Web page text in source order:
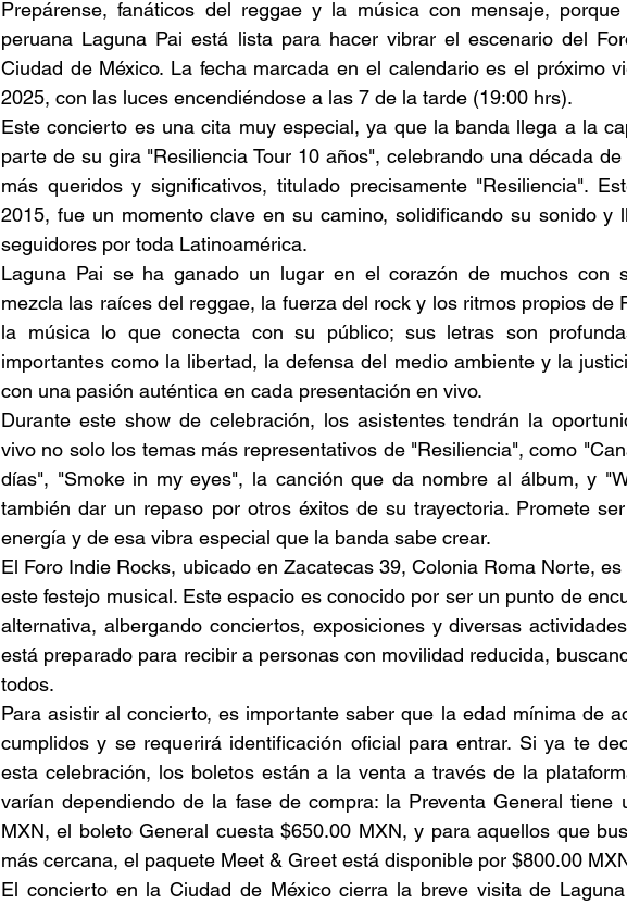
Prepárense, fanáticos del reggae y la música con mensaje,
peruana Laguna Pai está lista para hacer vibrar el escenario del
Ciudad de México. La fecha marcada en el calendario es el próximo
2025, con las luces encendiéndose a las 7 de la tarde (19:00 hrs).
Este concierto es una cita muy especial, ya que la banda llega a la
parte de su gira "Resiliencia Tour 10 años", celebrando una década
más queridos y significativos, titulado precisamente "Resiliencia".
2015, fue un momento clave en su camino, solidificando su sonido y
seguidores por toda Latinoamérica.
Laguna Pai se ha ganado un lugar en el corazón de muchos con
mezcla las raíces del reggae, la fuerza del rock y los ritmos propios de
la música lo que conecta con su público; sus letras son
importantes como la libertad, la defensa del medio ambiente y la
con una pasión auténtica en cada presentación en vivo.
Durante este show de celebración, los asistentes tendrán la
vivo no solo los temas más representativos de "Resiliencia", como
días", "Smoke in my eyes", la canción que da nombre al álbum, y
también dar un repaso por otros éxitos de su trayectoria. Promete
energía y de esa vibra especial que la banda sabe crear.
El Foro Indie Rocks, ubicado en Zacatecas 39, Colonia Roma Norte,
este festejo musical. Este espacio es conocido por ser un punto de
alternativa, albergando conciertos, exposiciones y diversas
está preparado para recibir a personas con movilidad reducida,
todos.
Para asistir al concierto, es importante saber que la edad mínima de
cumplidos y se requerirá identificación oficial para entrar. Si ya te
esta celebración, los boletos están a la venta a través de la
varían dependiendo de la fase de compra: la Preventa General tiene
MXN, el boleto General cuesta $650.00 MXN, y para aquellos que
más cercana, el paquete Meet & Greet está disponible por $800.00
El concierto en la Ciudad de México cierra la breve visita de